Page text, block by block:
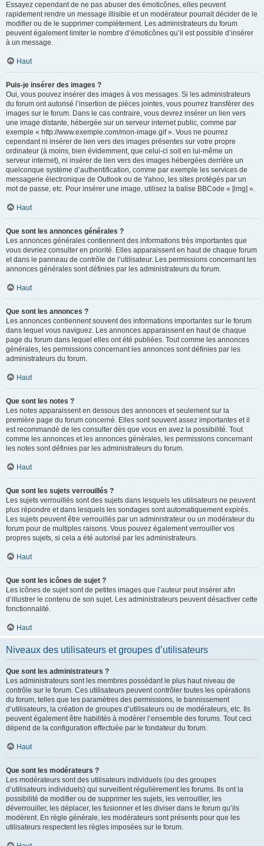
Essayez cependant de ne pas abuser des émoticônes, elles peuvent
rapidement rendre un message illisible et un modérateur pourrait décider de le
modifier ou de le supprimer complètement. Les administrateurs du forum
peuvent également limiter le nombre d’émoticônes qu’il est possible d’insérer
à un message.
Haut
Puis-je insérer des images ?
Oui, vous pouvez insérer des images à vos messages. Si les administrateurs
du forum ont autorisé l’insertion de pièces jointes, vous pourrez transférer des
images sur le forum. Dans le cas contraire, vous devrez insérer un lien vers
une image distante, hébergée sur un serveur internet public, comme par
exemple « http://www.exemple.com/mon-image.gif ». Vous ne pourrez
cependant ni insérer de lien vers des images présentes sur votre propre
ordinateur (à moins, bien évidemment, que celui-ci soit en lui-même un
serveur internet), ni insérer de lien vers des images hébergées derrière un
quelconque système d’authentification, comme par exemple les services de
messagerie électronique de Outlook ou de Yahoo, les sites protégés par un
mot de passe, etc. Pour insérer une image, utilisez la balise BBCode « [img] ».
Haut
Que sont les annonces générales ?
Les annonces générales contiennent des informations très importantes que
vous devriez consulter en priorité. Elles apparaissent en haut de chaque forum
et dans le panneau de contrôle de l’utilisateur. Les permissions concernant les
annonces générales sont définies par les administrateurs du forum.
Haut
Que sont les annonces ?
Les annonces contiennent souvent des informations importantes sur le forum
dans lequel vous naviguez. Les annonces apparaissent en haut de chaque
page du forum dans lequel elles ont été publiées. Tout comme les annonces
générales, les permissions concernant les annonces sont définies par les
administrateurs du forum.
Haut
Que sont les notes ?
Les notes apparaissent en dessous des annonces et seulement sur la
première page du forum concerné. Elles sont souvent assez importantes et il
est recommandé de les consulter dès que vous en avez la possibilité. Tout
comme les annonces et les annonces générales, les permissions concernant
les notes sont définies par les administrateurs du forum.
Haut
Que sont les sujets verrouillés ?
Les sujets verrouillés sont des sujets dans lesquels les utilisateurs ne peuvent
plus répondre et dans lesquels les sondages sont automatiquement expirés.
Les sujets peuvent être verrouillés par un administrateur ou un modérateur du
forum pour de multiples raisons. Vous pouvez également verrouiller vos
propres sujets, si cela a été autorisé par les administrateurs.
Haut
Que sont les icônes de sujet ?
Les icônes de sujet sont de petites images que l’auteur peut insérer afin
d’illustrer le contenu de son sujet. Les administrateurs peuvent désactiver cette
fonctionnalité.
Haut
Niveaux des utilisateurs et groupes d’utilisateurs
Que sont les administrateurs ?
Les administrateurs sont les membres possédant le plus haut niveau de
contrôle sur le forum. Ces utilisateurs peuvent contrôler toutes les opérations
du forum, telles que les paramètres des permissions, le bannissement
d’utilisateurs, la création de groupes d’utilisateurs ou de modérateurs, etc. Ils
peuvent également être habilités à modérer l’ensemble des forums. Tout ceci
dépend de la configuration effectuée par le fondateur du forum.
Haut
Que sont les modérateurs ?
Les modérateurs sont des utilisateurs individuels (ou des groupes
d’utilisateurs individuels) qui surveillent régulièrement les forums. Ils ont la
possibilité de modifier ou de supprimer les sujets, les verrouiller, les
déverrouiller, les déplacer, les fusionner et les diviser dans le forum qu’ils
modèrent. En règle générale, les modérateurs sont présents pour que les
utilisateurs respectent les règles imposées sur le forum.